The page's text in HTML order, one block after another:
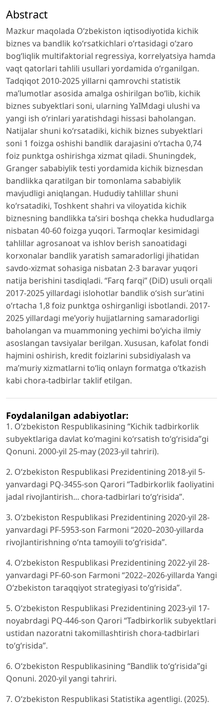
Abstract
Mazkur maqolada O‘zbekiston iqtisodiyotida kichik
biznes va bandlik ko‘rsatkichlari o‘rtasidagi o‘zaro
bog‘liqlik multifaktorial regressiya, korrelyatsiya hamda
vaqt qatorlari tahlili usullari yordamida o‘rganilgan.
Tadqiqot 2010-2025 yillarni qamrovchi statistik
ma’lumotlar asosida amalga oshirilgan bo‘lib, kichik
biznes subyektlari soni, ularning YaIMdagi ulushi va
yangi ish o‘rinlari yaratishdagi hissasi baholangan.
Natijalar shuni ko‘rsatadiki, kichik biznes subyektlari
soni 1 foizga oshishi bandlik darajasini o‘rtacha 0,74
foiz punktga oshirishga xizmat qiladi. Shuningdek,
Granger sababiylik testi yordamida kichik biznesdan
bandlikka qaratilgan bir tomonlama sababiylik
mavjudligi aniqlangan. Hududiy tahlillar shuni
ko‘rsatadiki, Toshkent shahri va viloyatida kichik
biznesning bandlikka ta’siri boshqa chekka hududlarga
nisbatan 40-60 foizga yuqori. Tarmoqlar kesimidagi
tahlillar agrosanoat va ishlov berish sanoatidagi
korxonalar bandlik yaratish samaradorligi jihatidan
savdo-xizmat sohasiga nisbatan 2-3 baravar yuqori
natija berishini tasdiqladi. “Farq farqi” (DiD) usuli orqali
2017-2025 yillardagi islohotlar bandlik o‘sish sur’atini
o‘rtacha 1,8 foiz punktga oshirganligi isbotlandi. 2017-
2025 yillardagi me’yoriy hujjatlarning samaradorligi
baholangan va muammoning yechimi bo‘yicha ilmiy
asoslangan tavsiyalar berilgan. Xususan, kafolat fondi
hajmini oshirish, kredit foizlarini subsidiyalash va
ma’muriy xizmatlarni to‘liq onlayn formatga o‘tkazish
kabi chora-tadbirlar taklif etilgan.
Foydalanilgan adabiyotlar:
1. O‘zbekiston Respublikasining “Kichik tadbirkorlik
subyektlariga davlat ko‘magini ko‘rsatish to‘g‘risida”gi
Qonuni. 2000-yil 25-may (2023-yil tahriri).
2. O‘zbekiston Respublikasi Prezidentining 2018-yil 5-
yanvardagi PQ-3455-son Qarori “Tadbirkorlik faoliyatini
jadal rivojlantirish... chora-tadbirlari to‘g‘risida”.
3. O‘zbekiston Respublikasi Prezidentining 2020-yil 28-
yanvardagi PF-5953-son Farmoni “2020–2030-yillarda
rivojlantirishning o‘nta tamoyili to‘g‘risida”.
4. O‘zbekiston Respublikasi Prezidentining 2022-yil 28-
yanvardagi PF-60-son Farmoni “2022–2026-yillarda Yangi
O‘zbekiston taraqqiyot strategiyasi to‘g‘risida”.
5. O‘zbekiston Respublikasi Prezidentining 2023-yil 17-
noyabrdagi PQ-446-son Qarori “Tadbirkorlik subyektlari
ustidan nazoratni takomillashtirish chora-tadbirlari
to‘g‘risida”.
6. O‘zbekiston Respublikasining “Bandlik to‘g‘risida”gi
Qonuni. 2020-yil yangi tahriri.
7. O‘zbekiston Respublikasi Statistika agentligi. (2025).